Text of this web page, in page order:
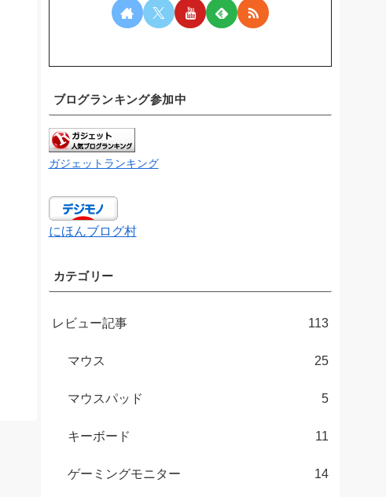
ブログランキング参加中
ガジェットランキング
にほんブログ村
カテゴリー
レビュー記事 113
マウス 25
マウスパッド 5
キーボード 11
ゲーミングモニター 14